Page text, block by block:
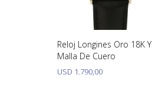
Reloj Longines Oro 18K Y
Malla De Cuero
USD 1.790,00